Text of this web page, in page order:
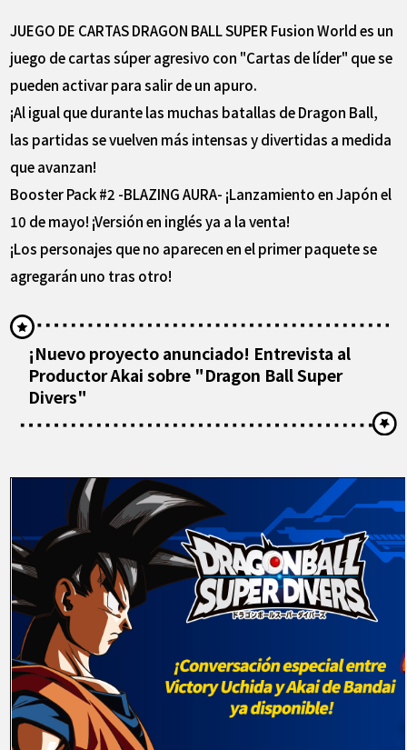
JUEGO DE CARTAS DRAGON BALL SUPER Fusion World es un
juego de cartas súper agresivo con "Cartas de líder" que se
pueden activar para salir de un apuro.
¡Al igual que durante las muchas batallas de Dragon Ball,
las partidas se vuelven más intensas y divertidas a medida
que avanzan!
Booster Pack #2 -BLAZING AURA- ¡Lanzamiento en Japón el
10 de mayo! ¡Versión en inglés ya a la venta!
¡Los personajes que no aparecen en el primer paquete se
agregarán uno tras otro!
¡Nuevo proyecto anunciado! Entrevista al
Productor Akai sobre "Dragon Ball Super
Divers"